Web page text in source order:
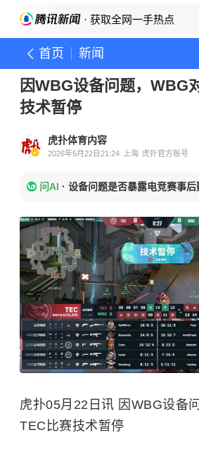
· 获取全网一手热点
首页 新闻
因WBG设备问题，WBG
技术暂停
虎扑体育内容
2026年5月22日21:24 上海 虎扑官方账号
问AI · 设备问题是否暴露电竞赛事后
虎扑05月22日讯 因WBG设备
TEC比赛技术暂停